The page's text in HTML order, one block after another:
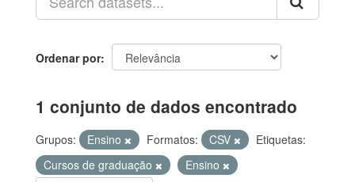
Ordenar por
1 conjunto de dados encontrado
Grupos: Ensino Formatos: CSV
Etiquetas:
Cursos de graduação
Ensino